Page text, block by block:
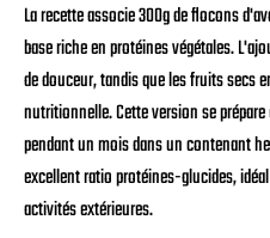
La recette associe 300g de flocons
base riche en protéines végétales.
de douceur, tandis que les fruits secs
nutritionnelle. Cette version se
pendant un mois dans un contenant
excellent ratio protéines-glucides,
activités extérieures.